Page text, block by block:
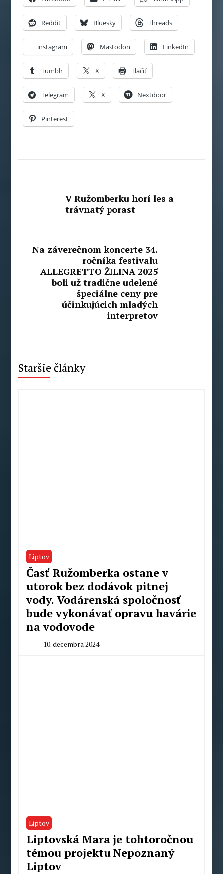
Reddit Bluesky Threads
instagram Mastodon LinkedIn
Tumblr X Tlačiť
Telegram X Nextdoor
Pinterest
V Ružomberku horí les a
trávnatý porast
Na záverečnom koncerte 34.
ročníka festivalu
ALLEGRETTO ŽILINA 2025
boli už tradične udelené
špeciálne ceny pre
účinkujúcich mladých
interpretov
Staršie články
Liptov
Časť Ružomberka ostane v
utorok bez dodávok pitnej
vody. Vodárenská spoločnosť
bude vykonávať opravu havárie
na vodovode
10. decembra 2024
Liptov
Liptovská Mara je tohtoročnou
témou projektu Nepoznaný
Liptov